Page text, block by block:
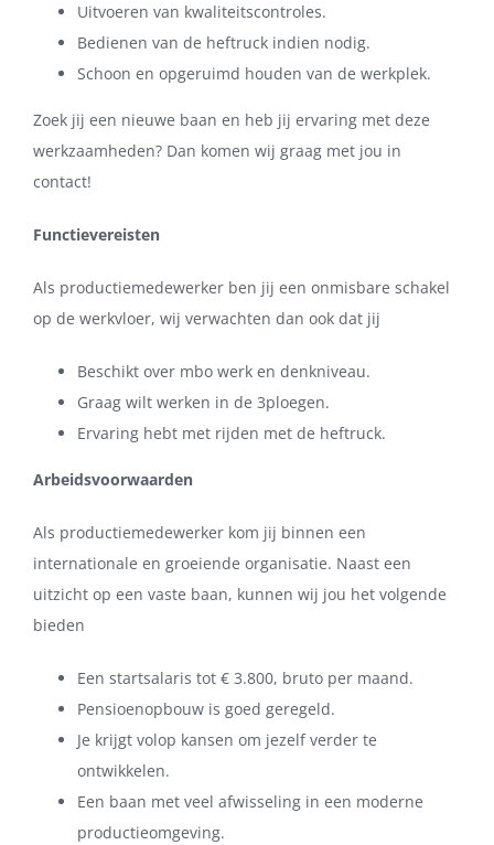
Uitvoeren van kwaliteitscontroles.
Bedienen van de heftruck indien nodig.
Schoon en opgeruimd houden van de werkplek.
Zoek jij een nieuwe baan en heb jij ervaring met deze
werkzaamheden? Dan komen wij graag met jou in
contact!
Functievereisten
Als productiemedewerker ben jij een onmisbare schakel
op de werkvloer, wij verwachten dan ook dat jij
Beschikt over mbo werk en denkniveau.
Graag wilt werken in de 3ploegen.
Ervaring hebt met rijden met de heftruck.
Arbeidsvoorwaarden
Als productiemedewerker kom jij binnen een
internationale en groeiende organisatie. Naast een
uitzicht op een vaste baan, kunnen wij jou het volgende
bieden
Een startsalaris tot € 3.800, bruto per maand.
Pensioenopbouw is goed geregeld.
Je krijgt volop kansen om jezelf verder te
ontwikkelen.
Een baan met veel afwisseling in een moderne
productieomgeving.